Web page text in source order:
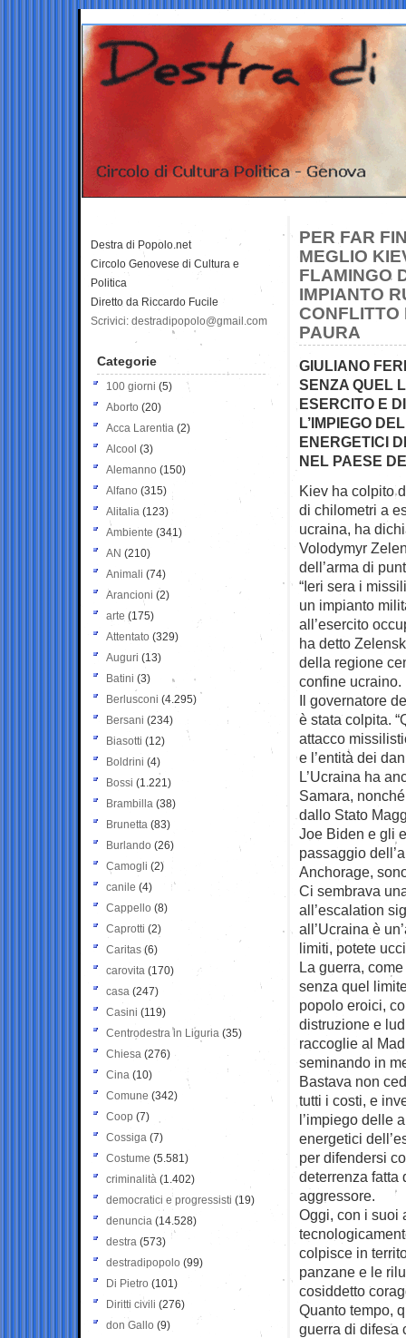
PER FAR
MEGLIO
FLAMINGO
IMPIANTO
CONFLITTO
PAURA
GIULIANO
SENZA QUEL
ESERCITO E
L’IMPIEGO
ENERGETICI
NEL PAESE
Kiev ha colpito
di chilometri a
ucraina, ha
Volodymyr
dell’arma di
“Ieri sera i
un impianto
all’esercito
ha detto
della regione
confine ucraino.
Il governatore
è stata colpita.
attacco
e l’entità dei
L’Ucraina ha
Samara,
dallo Stato
Joe Biden e gli
passaggio
Anchorage,
Ci sembrava
all’escalation
all’Ucraina è
limiti, potete
La guerra,
senza quel
popolo eroici,
distruzione e
raccoglie al
seminando in
Bastava non
tutti i costi, e
l’impiego delle
energetici
per difendersi
deterrenza fatta
aggressore.
Oggi, con i suoi
colpisce in
panzane e le
cosiddetto
Quanto tempo,
guerra di difesa
Destra di Popolo.net
Circolo Genovese di Cultura e
Politica
Diretto da Riccardo Fucile
Scrivici: destradipopolo@gmail.com
Categorie
100 giorni (5)
Aborto (20)
Acca Larentia (2)
Alcool (3)
Alemanno (150)
Alfano (315)
Alitalia (123)
Ambiente (341)
AN (210)
Animali (74)
Arancioni (2)
arte (175)
Attentato (329)
Auguri (13)
Batini (3)
Berlusconi (4.295)
Bersani (234)
Biasotti (12)
Boldrini (4)
Bossi (1.221)
Brambilla (38)
Brunetta (83)
Burlando (26)
Camogli (2)
canile (4)
Cappello (8)
Caprotti (2)
Caritas (6)
carovita (170)
casa (247)
Casini (119)
Centrodestra in Liguria (35)
Chiesa (276)
Cina (10)
Comune (342)
Coop (7)
Cossiga (7)
Costume (5.581)
criminalità (1.402)
democratici e progressisti (19)
denuncia (14.528)
destra (573)
destradipopolo (99)
Di Pietro (101)
Diritti civili (276)
don Gallo (9)